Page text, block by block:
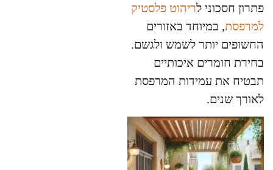
פתרון חסכוני לריהוט פלסטיק
למרפסת, במיוחד באזורים
החשופים יותר לשמש ולגשם.
בחירת חומרים איכותיים
תבטיח את עמידות המרפסת
לאורך שנים.